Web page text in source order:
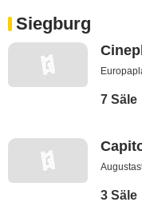
Siegburg
7 Säle
3 Säle